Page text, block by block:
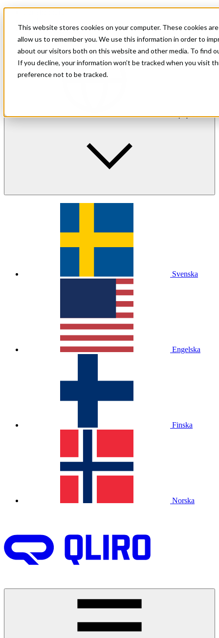
This website stores cookies on your computer. These cookies
allow us to remember you. We use this information in order to
about our visitors both on this website and other media. To find
If you decline, your information won’t be tracked when you visit
preference not to be tracked.
Investor Relations
sv | Språk
Svenska
Engelska
Finska
Norska